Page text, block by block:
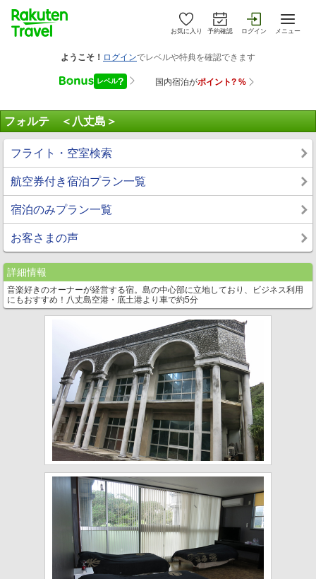
お気に入り 予約確認 ログイン メニュー
フォルテ ＜八丈島＞
フライト・空室検索
航空券付き宿泊プラン一覧
宿泊のみプラン一覧
お客さまの声
詳細情報
音楽好きのオーナーが経営する宿。島の中心部に立地しており、ビジネス利用
にもおすすめ！八丈島空港・底土港より車で約5分